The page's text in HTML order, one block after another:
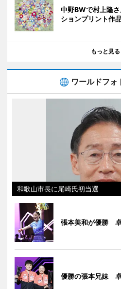
中野BWで村上隆
ションプリント作
もっと見る
ワールドフォ
和歌山市長に尾崎氏初当選
張本美和が優勝
優勝の張本兄妹